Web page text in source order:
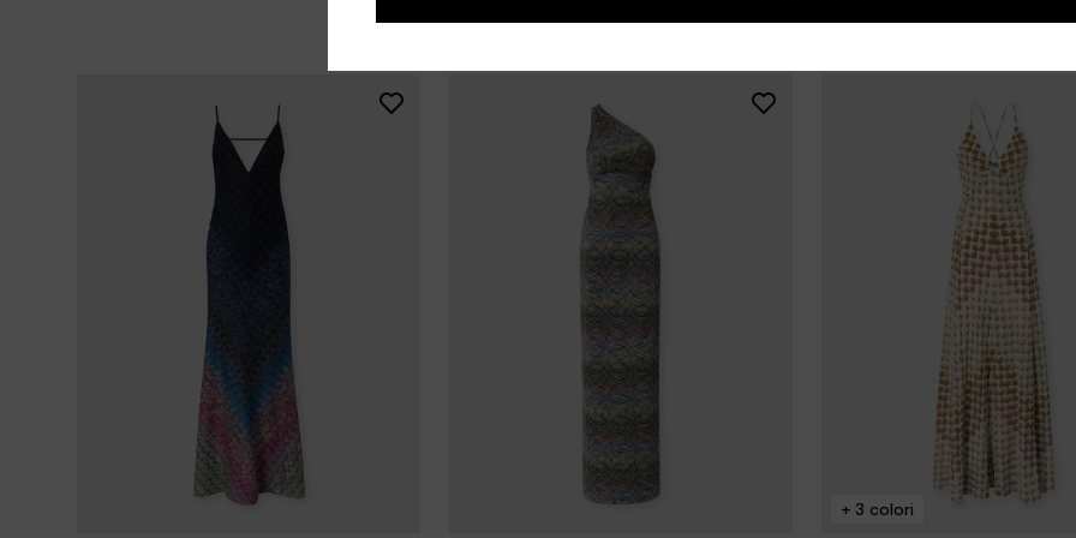
96 risultati
+ 3 colori
Abito lungo manica lunga in maglia zig zag
greca con paillettes
Abito lungo monospalla in viscosa chevron
Abito copricostume lungo a rete
con paillettes e dettaglio cut out